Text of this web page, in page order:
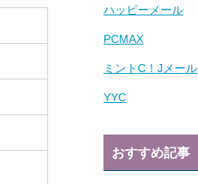
ハッピーメール
PCMAX
ミントC！Jメール
YYC
おすすめ記事